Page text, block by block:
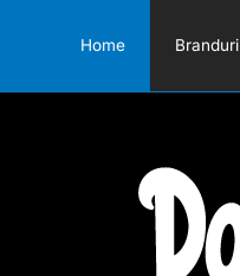
Home Branduri